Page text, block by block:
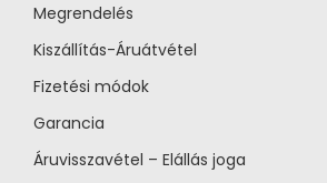
Megrendelés
Kiszállítás-Áruátvétel
Fizetési módok
Garancia
Áruvisszavétel – Elállás joga